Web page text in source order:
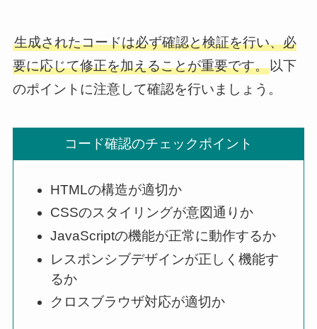
生成されたコードは必ず確認と検証を行い、必
要に応じて修正を加えることが重要です。以下
のポイントに注意して確認を行いましょう。
コード確認のチェックポイント
HTMLの構造が適切か
CSSのスタイリングが意図通りか
JavaScriptの機能が正常に動作するか
レスポンシブデザインが正しく機能す
るか
クロスブラウザ対応が適切か